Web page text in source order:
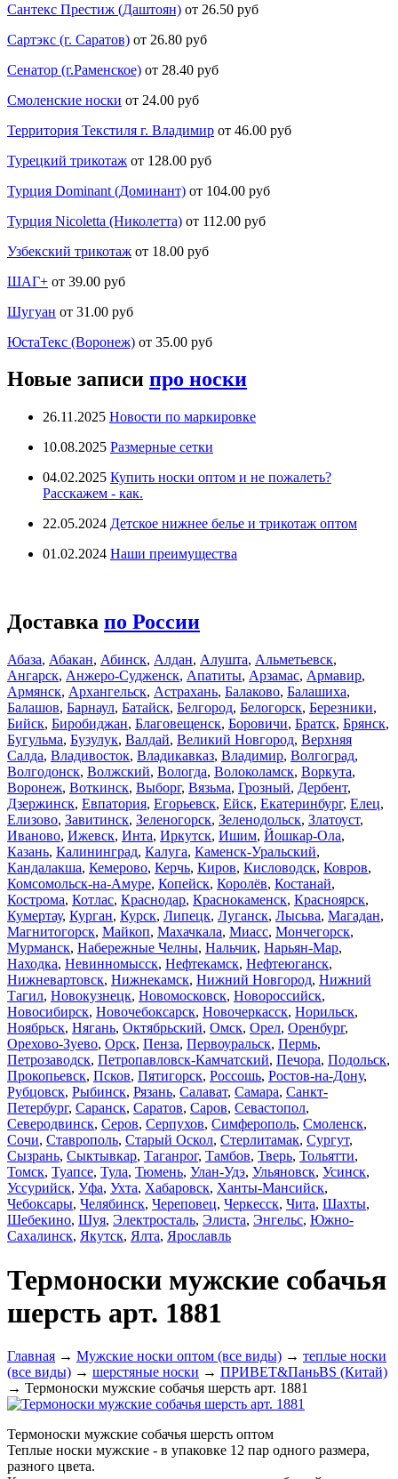
Сантекс Престиж (Даштоян) от 26.50 руб
Сартэкс (г. Саратов) от 26.80 руб
Сенатор (г.Раменское) от 28.40 руб
Смоленские носки от 24.00 руб
Территория Текстиля г. Владимир от 46.00 руб
Турецкий трикотаж от 128.00 руб
Турция Dominant (Доминант) от 104.00 руб
Турция Nicoletta (Николетта) от 112.00 руб
Узбекский трикотаж от 18.00 руб
ШАГ+ от 39.00 руб
Шугуан от 31.00 руб
ЮстаТекс (Воронеж) от 35.00 руб
Новые записи про носки
26.11.2025 Новости по маркировке
10.08.2025 Размерные сетки
04.02.2025 Купить носки оптом и не пожалеть?
Расскажем - как.
22.05.2024 Детское нижнее белье и трикотаж оптом
01.02.2024 Наши преимущества
Доставка по России
Абаза, Абакан, Абинск, Алдан, Алушта, Альметьевск,
Ангарск, Анжеро-Судженск, Апатиты, Арзамас, Армавир,
Армянск, Архангельск, Астрахань, Балаково, Балашиха,
Балашов, Барнаул, Батайск, Белгород, Белогорск, Березники,
Бийск, Биробиджан, Благовещенск, Боровичи, Братск, Брянск,
Бугульма, Бузулук, Валдай, Великий Новгород, Верхняя
Салда, Владивосток, Владикавказ, Владимир, Волгоград,
Волгодонск, Волжский, Вологда, Волоколамск, Воркута,
Воронеж, Воткинск, Выборг, Вязьма, Грозный, Дербент,
Дзержинск, Евпатория, Егорьевск, Ейск, Екатеринбург, Елец,
Елизово, Завитинск, Зеленогорск, Зеленодольск, Златоуст,
Иваново, Ижевск, Инта, Иркутск, Ишим, Йошкар-Ола,
Казань, Калининград, Калуга, Каменск-Уральский,
Кандалакша, Кемерово, Керчь, Киров, Кисловодск, Ковров,
Комсомольск-на-Амуре, Копейск, Королёв, Костанай,
Кострома, Котлас, Краснодар, Краснокаменск, Красноярск,
Кумертау, Курган, Курск, Липецк, Луганск, Лысьва, Магадан,
Магнитогорск, Майкоп, Махачкала, Миасс, Мончегорск,
Мурманск, Набережные Челны, Нальчик, Нарьян-Мар,
Находка, Невинномысск, Нефтекамск, Нефтеюганск,
Нижневартовск, Нижнекамск, Нижний Новгород, Нижний
Тагил, Новокузнецк, Новомосковск, Новороссийск,
Новосибирск, Новочебоксарск, Новочеркасск, Норильск,
Ноябрьск, Нягань, Октябрьский, Омск, Орел, Оренбург,
Орехово-Зуево, Орск, Пенза, Первоуральск, Пермь,
Петрозаводск, Петропавловск-Камчатский, Печора, Подольск,
Прокопьевск, Псков, Пятигорск, Россошь, Ростов-на-Дону,
Рубцовск, Рыбинск, Рязань, Салават, Самара, Санкт-
Петербург, Саранск, Саратов, Саров, Севастопол,
Северодвинск, Серов, Серпухов, Симферополь, Смоленск,
Сочи, Ставрополь, Старый Оскол, Стерлитамак, Сургут,
Сызрань, Сыктывкар, Таганрог, Тамбов, Тверь, Тольятти,
Томск, Туапсе, Тула, Тюмень, Улан-Удэ, Ульяновск, Усинск,
Уссурийск, Уфа, Ухта, Хабаровск, Ханты-Мансийск,
Чебоксары, Челябинск, Череповец, Черкесск, Чита, Шахты,
Шебекино, Шуя, Электросталь, Элиста, Энгельс, Южно-
Сахалинск, Якутск, Ялта, Ярославль
Термоноски мужские собачья
шерсть арт. 1881
Главная → Мужские носки оптом (все виды) → теплые носки
(все виды) → шерстяные носки → ПРИВЕТ&ПаньBS (Китай)
→ Термоноски мужские собачья шерсть арт. 1881
Термоноски мужские собачья шерсть оптом
Теплые носки мужские - в упаковке 12 пар одного размера,
разного цвета.